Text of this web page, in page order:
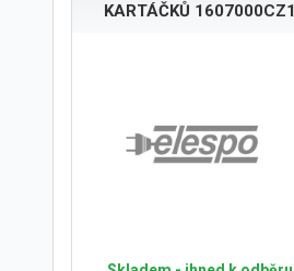
KARTÁČKŮ 1607000CZ1